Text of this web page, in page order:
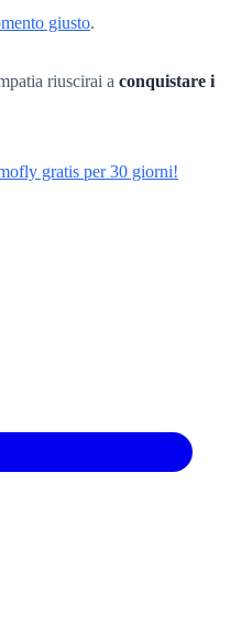
giusto.
riuscirai a conquistare i
gratis per 30 giorni!